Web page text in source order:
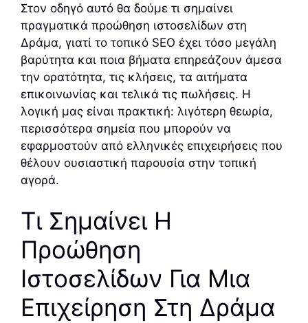
Στον οδηγό αυτό θα δούμε τι σημαίνει
πραγματικά προώθηση ιστοσελίδων στη
Δράμα, γιατί το τοπικό SEO έχει τόσο μεγάλη
βαρύτητα και ποια βήματα επηρεάζουν άμεσα
την ορατότητα, τις κλήσεις, τα αιτήματα
επικοινωνίας και τελικά τις πωλήσεις. Η
λογική μας είναι πρακτική: λιγότερη θεωρία,
περισσότερα σημεία που μπορούν να
εφαρμοστούν από ελληνικές επιχειρήσεις που
θέλουν ουσιαστική παρουσία στην τοπική
αγορά.
Τι Σημαίνει Η
Προώθηση
Ιστοσελίδων Για Μια
Επιχείρηση Στη Δράμα